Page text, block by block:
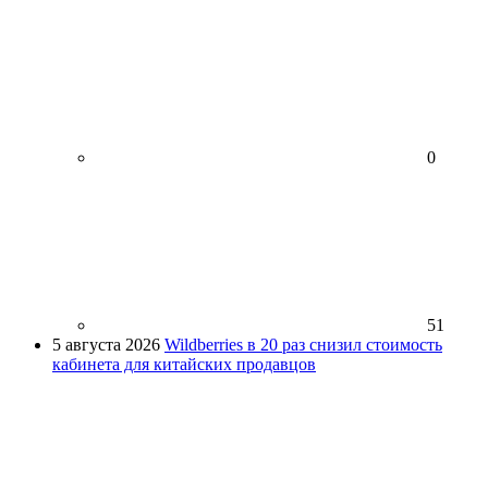
0
51
5 августа 2026 Wildberries в 20 раз снизил стоимость
кабинета для китайских продавцов